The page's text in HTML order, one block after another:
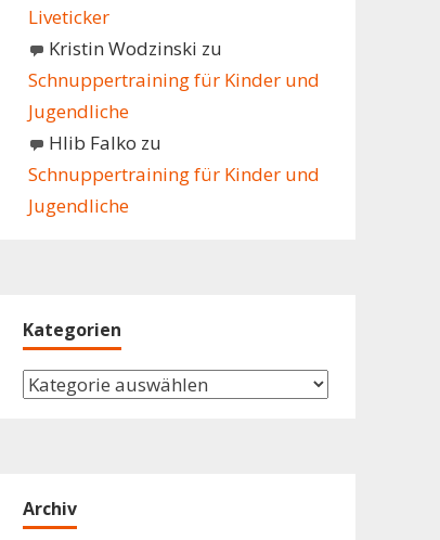
Liveticker
Kristin Wodzinski zu
Schnuppertraining für Kinder und
Jugendliche
Hlib Falko zu
Schnuppertraining für Kinder und
Jugendliche
Kategorien
Kategorien
Archiv